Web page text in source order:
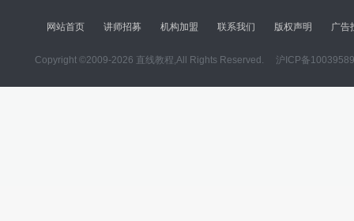
网站首页 讲师招募 机构加盟 联系我们 版权声明 广告
Copyright ©2009-2026 直线教程,All Rights Reserved. 沪ICP备